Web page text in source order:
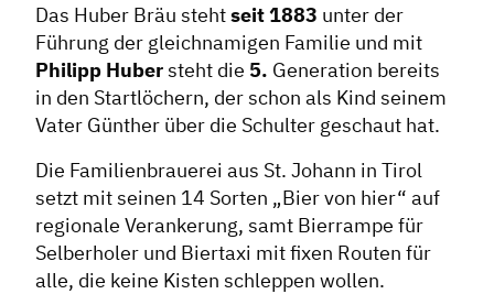
Das Huber Bräu stehtseit 1883 unter der
Führung der gleichnamigen Familie und mit
Philipp Hubersteht die 5. Generation bereits
in den Startlöchern, der schon als Kind seinem
Vater Günther über die Schulter geschaut hat.
Die Familienbrauerei aus St. Johann in Tirol
setzt mit seinen 14 Sorten „Bier von hier“ auf
regionale Verankerung, samt Bierrampe für
Selberholer und Biertaxi mit fixen Routen für
alle, die keine Kisten schleppen wollen.